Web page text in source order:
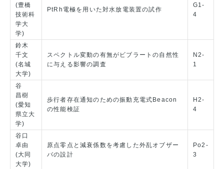
(豊橋
技術科
学大
学)
PtRh電極を用いた対水放電装置の試作
G1-
4
鈴木
千文
(名城
大学)
スペクトル変動の有無がビブラートの自然性
に与える影響の調査
N2-
1
谷
昌樹
(愛知
県立大
学)
歩行者存在通知のための振動充電式Beacon
の性能検証
H2-
4
谷口
卓由
(大同
大学)
原点零点と減衰係数を考慮した外乱オブザー
バの設計
Po2-
3